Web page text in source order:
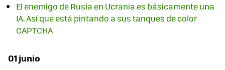
El enemigo de Rusia en Ucrania es básicamente una
IA. Así que está pintando a sus tanques de color
CAPTCHA
01 junio